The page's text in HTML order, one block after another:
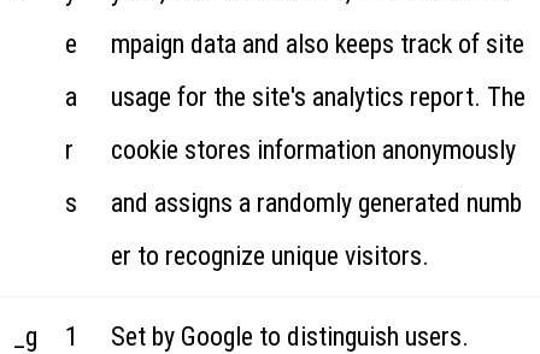
e
a
r
s
mpaign data and also keeps track of site
usage for the site's analytics report. The
cookie stores information anonymously
and assigns a randomly generated numb
er to recognize unique visitors.
_g
1
Set by Google to distinguish users.